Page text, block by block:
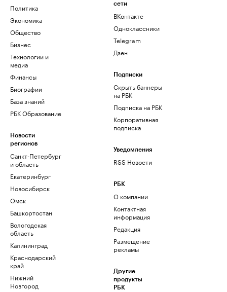
Политика
Экономика
Общество
Бизнес
Технологии и
медиа
Финансы
Биографии
База знаний
РБК Образование
Новости
регионов
Санкт-Петербург
и область
Екатеринбург
Новосибирск
Омск
Башкортостан
Вологодская
область
Калининград
Краснодарский
край
Нижний
Новгород
сети
ВКонтакте
Одноклассники
Telegram
Дзен
Подписки
Скрыть баннеры
на РБК
Подписка на РБК
Корпоративная
подписка
Уведомления
RSS Новости
РБК
О компании
Контактная
информация
Редакция
Размещение
рекламы
Другие
продукты
РБК